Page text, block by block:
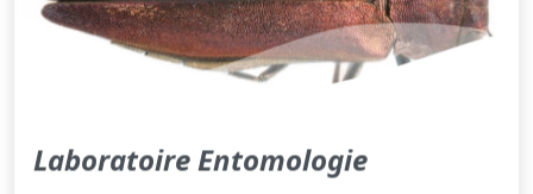
Laboratoire Entomologie